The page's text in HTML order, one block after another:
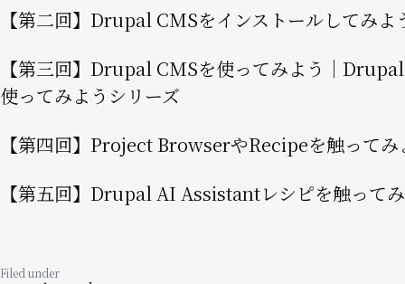
Filed under
【第二回】Drupal CMSをインストールしてみよ
【第三回】Drupal CMSを使ってみよう｜
使ってみようシリーズ
【第四回】Project BrowserやRecipeを触ってみ
【第五回】Drupal AI Assistantレシピを触って